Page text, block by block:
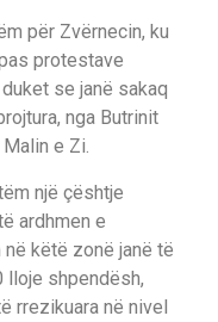
për Zvërnecin, ku
protestave
se janë sakaq
nga Butrinit
e Zi.
një çështje
ardhmen e
këtë zonë janë të
lloje shpendësh,
rrezikuara në nivel